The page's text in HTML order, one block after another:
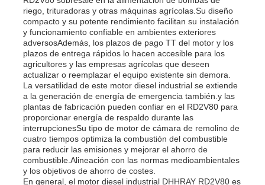
riego, trituradoras y otras máquinas agrícolas.Su diseño
compacto y su potente rendimiento facilitan su instalación
y funcionamiento confiable en ambientes exteriores
adversosAdemás, los plazos de pago TT del motor y los
plazos de entrega rápidos lo hacen accesible para los
agricultores y las empresas agrícolas que deseen
actualizar o reemplazar el equipo existente sin demora.
La versatilidad de este motor diesel industrial se extiende
a la generación de energía de emergencia también.y las
plantas de fabricación pueden confiar en el RD2V80 para
proporcionar energía de respaldo durante las
interrupcionesSu tipo de motor de cámara de remolino de
cuatro tiempos optimiza la combustión del combustible
para reducir las emisiones y mejorar el ahorro de
combustible.Alineación con las normas medioambientales
y los objetivos de ahorro de costes.
En general, el motor diesel industrial DHHRAY RD2V80 es